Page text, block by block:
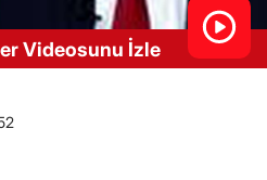
Videosunu İzle